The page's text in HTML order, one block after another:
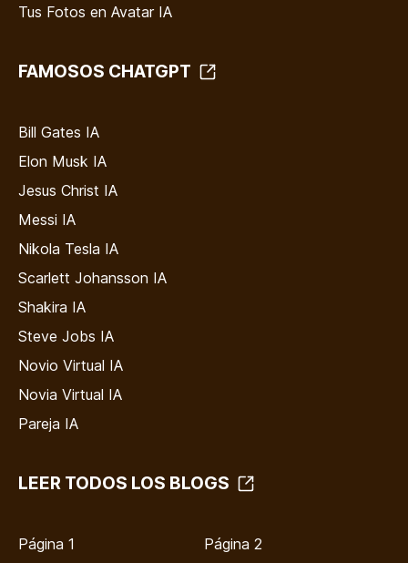
Tus Fotos en Avatar IA
FAMOSOS CHATGPT
Bill Gates IA
Elon Musk IA
Jesus Christ IA
Messi IA
Nikola Tesla IA
Scarlett Johansson IA
Shakira IA
Steve Jobs IA
Novio Virtual IA
Novia Virtual IA
Pareja IA
LEER TODOS LOS BLOGS
Página 1
Página 2